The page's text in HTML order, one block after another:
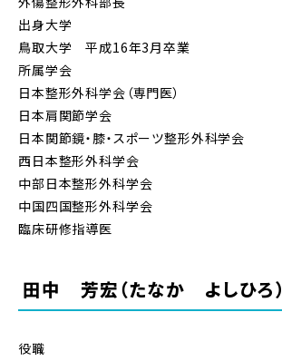
出身大学
鳥取大学 平成16年3月卒業
所属学会
日本整形外科学会（専門医）
日本肩関節学会
日本関節鏡・膝・スポーツ整形外科学会
西日本整形外科学会
中部日本整形外科学会
中国四国整形外科学会
臨床研修指導医
田中 芳宏（たなか よしひろ）
役職